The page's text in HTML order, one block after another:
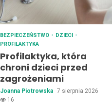
BEZPIECZEŃSTWO
DZIECI
PROFILAKTYKA
Profilaktyka, która
chroni dzieci przed
zagrożeniami
Joanna Piotrowska 7 sierpnia 2026
16